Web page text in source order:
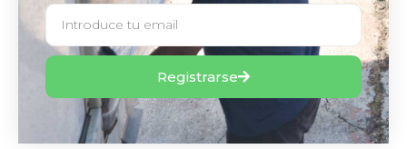
Registrarse